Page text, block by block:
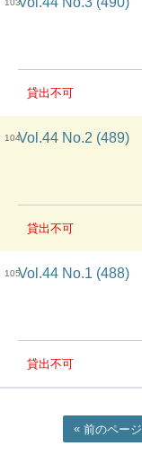
103
貸出不可
104Vol.44 No.2 (489)
貸出不可
105Vol.44 No.1 (488)
貸出不可
前のページ